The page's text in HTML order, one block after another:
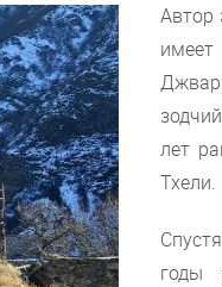
Автор
лет
Тхели.
годы